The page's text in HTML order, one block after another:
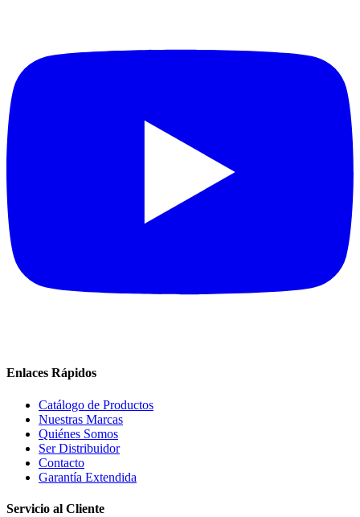
Enlaces Rápidos
Catálogo de Productos
Nuestras Marcas
Quiénes Somos
Ser Distribuidor
Contacto
Garantía Extendida
Servicio al Cliente